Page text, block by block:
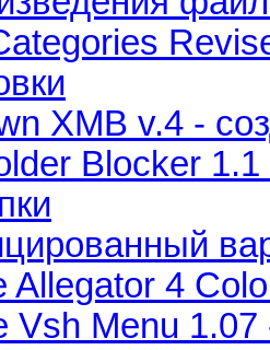
XMB v.4 -
Blocker
Allegator 4
Vsh Menu 1.07